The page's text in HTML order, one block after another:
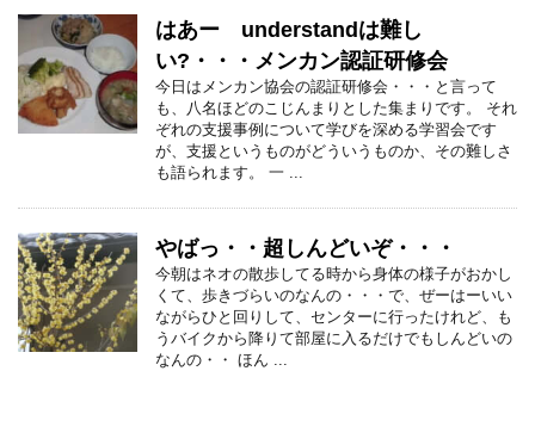
はあー understandは難し
い?・・・メンカン認証研修会
今日はメンカン協会の認証研修会・・・と言って
も、八名ほどのこじんまりとした集まりです。 それ
ぞれの支援事例について学びを深める学習会です
が、支援というものがどういうものか、その難しさ
も語られます。 一 ...
やばっ・・超しんどいぞ・・・
今朝はネオの散歩してる時から身体の様子がおかし
くて、歩きづらいのなんの・・・で、ぜーはーいい
ながらひと回りして、センターに行ったけれど、も
うバイクから降りて部屋に入るだけでもしんどいの
なんの・・ ほん ...